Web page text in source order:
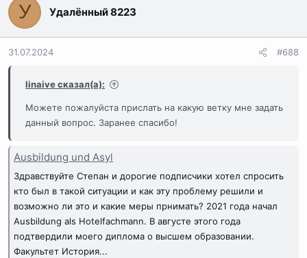
У Удалённый 8223
31.07.2024 #688
linaive сказал(а):
Можете пожалуйста прислать на какую ветку мне задать
данный вопрос. Заранее спасибо!
Ausbildung und Asyl
Здравствуйте Степан и дорогие подписчики хотел спросить
кто был в такой ситуации и как эту проблему решили и
возможно ли это и какие меры прнимать? 2021 года начал
Ausbildung als Hotelfachmann. В августе этого года
подтвердили моего диплома о высшем образовании.
Факультет История...